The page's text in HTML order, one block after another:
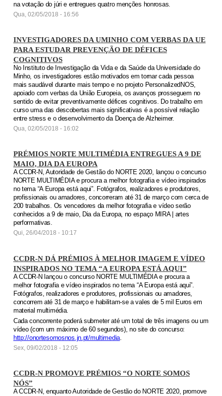
na votação do júri e entregues quatro menções honrosas.
Qua, 02/05/2018 - 16:56
INVESTIGADORES DA UMINHO COM VERBAS DA UE
PARA ESTUDAR PREVENÇÃO DE DÉFICES
COGNITIVOS
No Instituto de Investigação da Vida e da Saúde da Universidade do
Minho, os investigadores estão motivados em tornar cada pessoa
mais saudável durante mais tempo e no projeto PersonalizedNOS,
apoiado com verbas da União Europeia, os avanços prosseguem no
sentido de evitar preventivamente défices cognitivos. Do trabalho em
curso uma das descobertas mais significativas é a possível relação
entre stress e o desenvolvimento da Doença de Alzheimer.
Qua, 02/05/2018 - 16:02
PRÉMIOS NORTE MULTIMÉDIA ENTREGUES A 9 DE
MAIO, DIA DA EUROPA
A CCDR-N, Autoridade de Gestão do NORTE 2020, lançou o concurso
NORTE MULTIMÉDIA e procura a melhor fotografia e vídeo inspirados
no tema “A Europa está aqui”. Fotógrafos, realizadores e produtores,
profissionais ou amadores, concorreram até 31 de março com cerca de
200 trabalhos. Os vencedores da melhor fotografia e vídeo serão
conhecidos a 9 de maio, Dia da Europa, no espaço MIRA | artes
performativas.
Qui, 26/04/2018 - 10:17
CCDR-N DÁ PRÉMIOS À MELHOR IMAGEM E VÍDEO
INSPIRADOS NO TEMA “A EUROPA ESTÁ AQUI”
A CCDR-N lançou o concurso NORTE MULTIMÉDIAe procura a
melhor fotografia e vídeo inspirados no tema “A Europa está aqui”.
Fotógrafos, realizadores e produtores, profissionais ou amadores,
concorrem até 31 de março e habilitam-se a vales de 5 mil Euros em
material multimédia.
Cada concorrente poderá submeter até um total de três imagens ou um
vídeo (com um máximo de 60 segundos), no site do concurso:
http://onortesomosnos.jn.pt/multimedia.
Sex, 09/02/2018 - 12:05
CCDR-N PROMOVE PRÉMIOS “O NORTE SOMOS
NÓS”
A CCDR-N, enquanto Autoridade de Gestão do NORTE 2020, promove